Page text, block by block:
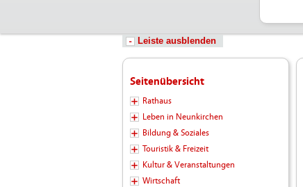
Leiste ausblenden
Seitenübersicht
Rathaus
Leben in Neunkirchen
Bildung & Soziales
Touristik & Freizeit
Kultur & Veranstaltungen
Wirtschaft